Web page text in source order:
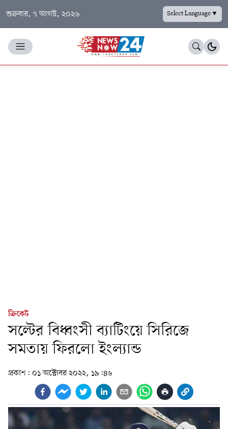
শুক্রবার, ৭ আগস্ট, ২০২৬ Select Language▼
ক্রিকেট
সল্টের বিধ্বংসী ব্যাটিংয়ে সিরিজে
সমতায় ফিরলো ইংল্যান্ড
প্রকাশ: ০১ অক্টোবর ২০২২, ১৯:৪৬